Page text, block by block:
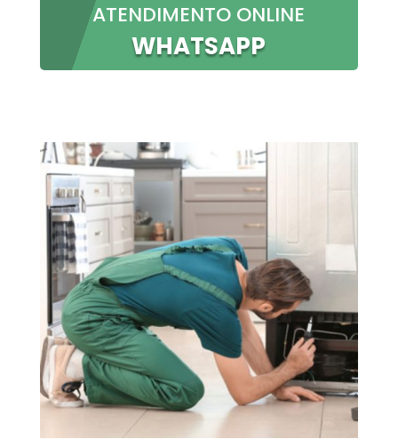
ATENDIMENTO ONLINE
WHATSAPP